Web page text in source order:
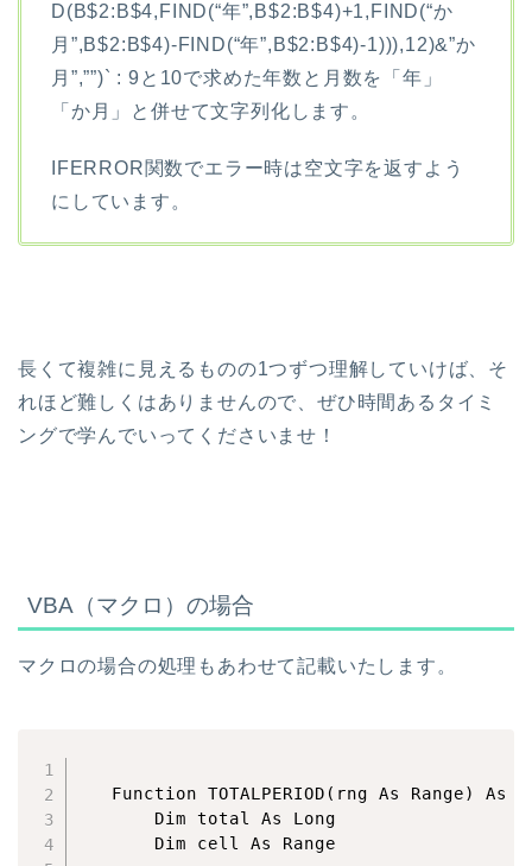
D(B$2:B$4,FIND(“年”,B$2:B$4)+1,FIND(“か
月”,B$2:B$4)-FIND(“年”,B$2:B$4)-1))),12)&”か
月”,””)` : 9と10で求めた年数と月数を「年」
「か月」と併せて文字列化します。
IFERROR関数でエラー時は空文字を返すよう
にしています。
長くて複雑に見えるものの1つずつ理解していけば、そ
れほど難しくはありませんので、ぜひ時間あるタイミ
ングで学んでいってくださいませ！
VBA（マクロ）の場合
マクロの場合の処理もあわせて記載いたします。
Function TOTALPERIOD(rng As Range) As
       Dim total As Long
       Dim cell As Range